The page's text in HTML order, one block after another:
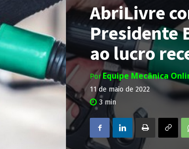
AbriLivre
Presidente
ao lucro
PorEquipe Mecânica
11 de maio de 2022
3 min